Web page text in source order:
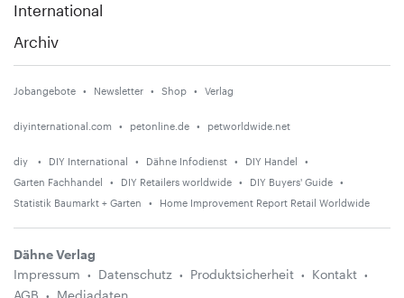
International
Archiv
Jobangebote Newsletter Shop Verlag
diyinternational.com petonline.de petworldwide.net
diy DIY International Dähne Infodienst
DIY Handel
Garten Fachhandel
DIY Retailers worldwide
DIY Buyers' Guide
Statistik Baumarkt + Garten
Home Improvement Report Retail Worldwide
Dähne Verlag
Impressum
Datenschutz Produktsicherheit
Kontakt